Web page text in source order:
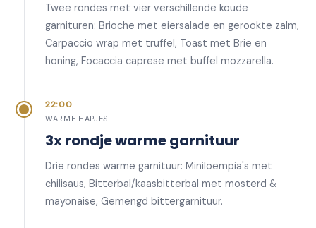
Twee rondes met vier verschillende koude
garnituren: Brioche met eiersalade en gerookte zalm,
Carpaccio wrap met truffel, Toast met Brie en
honing, Focaccia caprese met buffel mozzarella.
22:00
WARME HAPJES
3x rondje warme garnituur
Drie rondes warme garnituur: Miniloempia's met
chilisaus, Bitterbal/kaasbitterbal met mosterd &
mayonaise, Gemengd bittergarnituur.